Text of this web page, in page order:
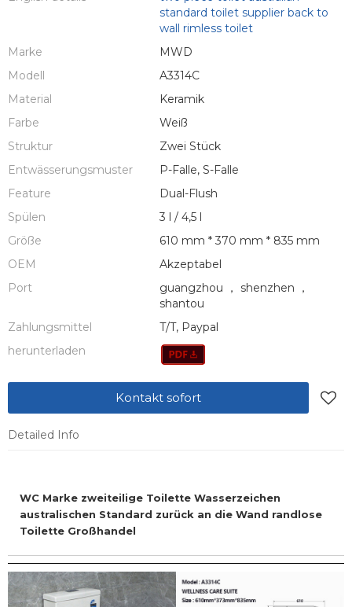
standard toilet supplier back to
wall rimless toilet
Marke
MWD
Modell
A3314C
Material
Keramik
Farbe
Weiß
Struktur
Zwei Stück
Entwässerungsmuster
P-Falle, S-Falle
Feature
Dual-Flush
Spülen
3 l / 4,5 l
Größe
610 mm * 370 mm * 835 mm
OEM
Akzeptabel
Port
guangzhou ， shenzhen ，
shantou
Zahlungsmittel
T/T, Paypal
herunterladen
Kontakt sofort
Detailed Info
WC Marke zweiteilige Toilette Wasserzeichen
australischen Standard zurück an die Wand randlose
Toilette Großhandel